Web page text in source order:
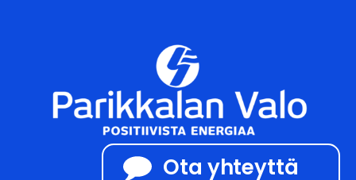
Ota yhteyttä